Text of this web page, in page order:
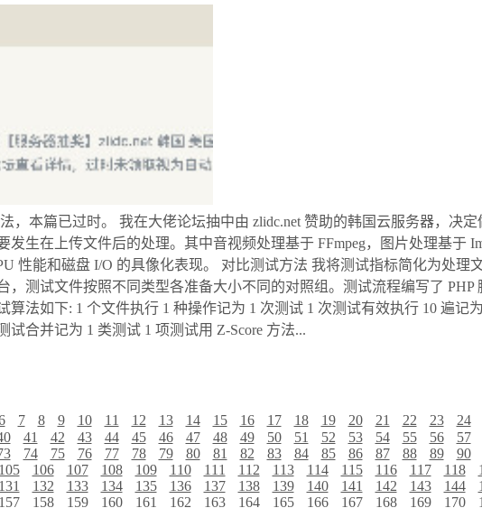
，本篇已过时。 我在大佬论坛抽中由 zlidc.net 赞助的韩国云服务器，决
发生在上传文件后的处理。其中音视频处理基于 FFmpeg，图片处理基于
性能和磁盘 I/O 的具像化表现。 对比测试方法 我将测试指标简化为处理
，测试文件按照不同类型各准备大小不同的对照组。测试流程编写了
算法如下: 1 个文件执行 1 种操作记为 1 次测试 1 次测试有效执行 10 遍记
试合并记为 1 类测试 1 项测试用 Z-Score 方法...
7 8 9 10 11 12 13 14 15 16 17 18 19 20 21 22 23 24
41 42 43 44 45 46 47 48 49 50 51 52 53 54 55 56 57
74 75 76 77 78 79 80 81 82 83 84 85 86 87 88 89 90
105 106 107 108 109 110 111 112 113 114 115 116 117 118
131 132 133 134 135 136 137 138 139 140 141 142 143 144
157 158 159 160 161 162 163 164 165 166 167 168 169 170